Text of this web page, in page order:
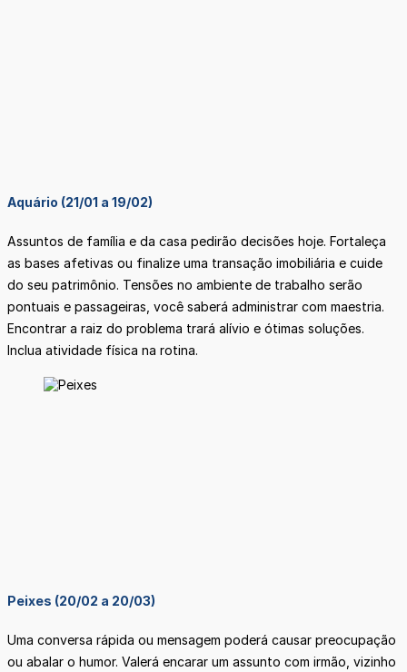
Aquário (21/01 a 19/02)
Assuntos de família e da casa pedirão decisões hoje. Fortaleça
as bases afetivas ou finalize uma transação imobiliária e cuide
do seu patrimônio. Tensões no ambiente de trabalho serão
pontuais e passageiras, você saberá administrar com maestria.
Encontrar a raiz do problema trará alívio e ótimas soluções.
Inclua atividade física na rotina.
Peixes (20/02 a 20/03)
Uma conversa rápida ou mensagem poderá causar preocupação
ou abalar o humor. Valerá encarar um assunto com irmão, vizinho